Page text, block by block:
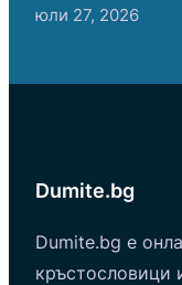
юли 27, 2026
Dumite.bg
Dumite.bg е
кръстословици